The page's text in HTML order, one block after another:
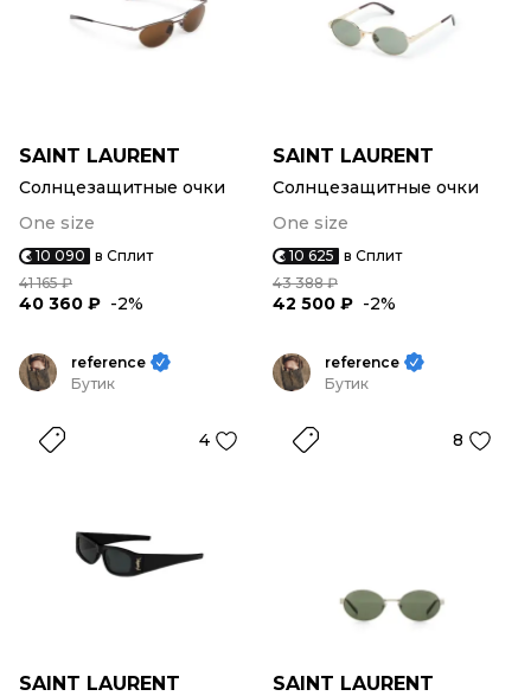
SAINT LAURENT
Солнцезащитные очки
One size
10 090 в Сплит
41 165 ₽
40 360 ₽ -2%
SAINT LAURENT
Солнцезащитные очки
One size
10 625 в Сплит
43 388 ₽
42 500 ₽ -2%
reference
Бутик
4
SAINT LAURENT
reference
Бутик
8
SAINT LAURENT